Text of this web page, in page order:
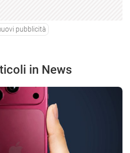
pubblicità
in News